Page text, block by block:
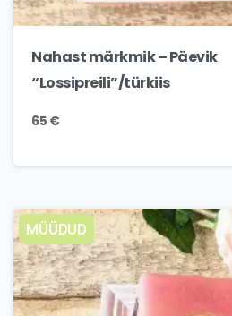
Nahast märkmik – Päevik
“Lossipreili”/türkiis
65 €
MÜÜDUD